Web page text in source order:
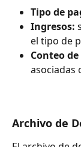
Tipo de
Ingresos:
el tipo de
Conteo
asociadas
Archivo de